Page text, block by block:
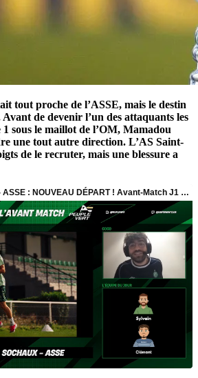
tout proche de l’ASSE, mais le destin
Avant de devenir l’un des attaquants les
sous le maillot de l’OM, Mamadou
une tout autre direction. L’AS Saint-
de le recruter, mais une blessure a